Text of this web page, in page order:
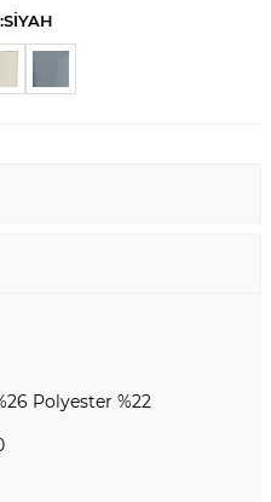
SİYAH
Polyester %22